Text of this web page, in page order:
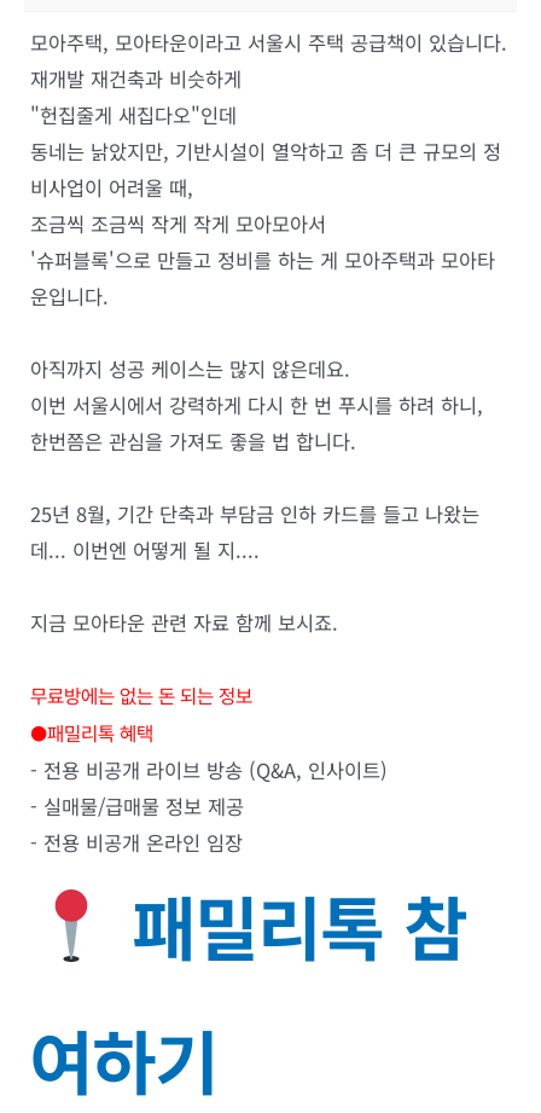
모아주택, 모아타운이라고 서울시 주택 공급책이 있습니다.
재개발 재건축과 비슷하게
"헌집줄게 새집다오"인데
동네는 낡았지만, 기반시설이 열악하고 좀 더 큰 규모의 정
비사업이 어려울 때,
조금씩 조금씩 작게 작게 모아모아서
'슈퍼블록'으로 만들고 정비를 하는 게 모아주택과 모아타
운입니다.
아직까지 성공 케이스는 많지 않은데요.
이번 서울시에서 강력하게 다시 한 번 푸시를 하려 하니,
한번쯤은 관심을 가져도 좋을 법 합니다.
25년 8월, 기간 단축과 부담금 인하 카드를 들고 나왔는
데... 이번엔 어떻게 될 지....
지금 모아타운 관련 자료 함께 보시죠.
무료방에는 없는 돈 되는 정보
●패밀리톡 혜택
- 전용 비공개 라이브 방송 (Q&A, 인사이트)
- 실매물/급매물 정보 제공
- 전용 비공개 온라인 임장
패밀리톡 참
여하기